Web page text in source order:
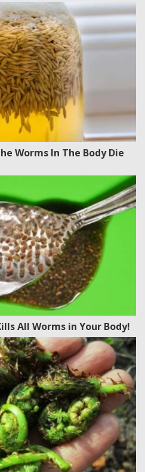
Worms In The Body Die
All Worms in Your Body!